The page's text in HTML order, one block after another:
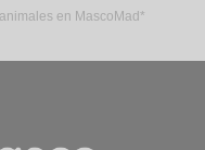
en MascoMad*